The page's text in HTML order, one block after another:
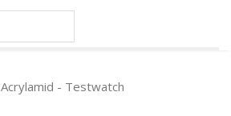
Acrylamid - Testwatch